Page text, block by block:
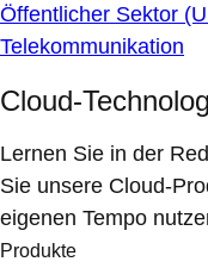
Öffentlicher Sektor
Telekommunikation
Cloud-
Lernen Sie in der
Sie unsere Cloud-
eigenen Tempo
Produkte